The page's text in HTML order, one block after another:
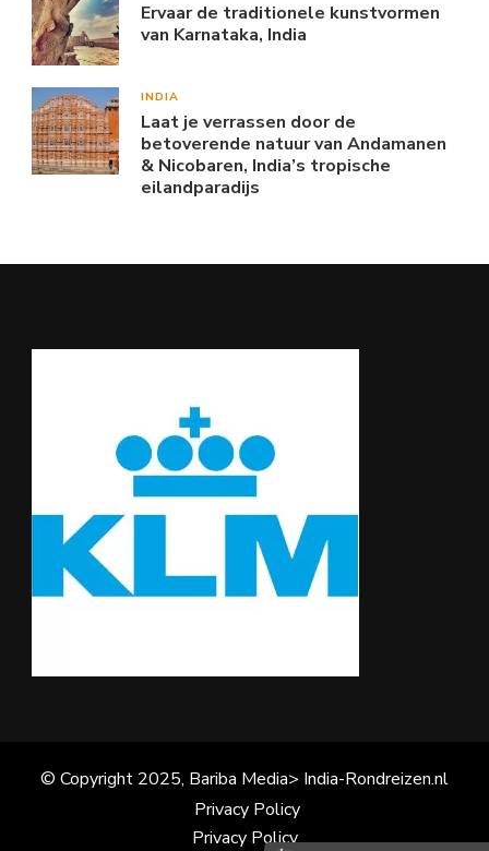
Ervaar de traditionele kunstvormen
van Karnataka, India
INDIA
Laat je verrassen door de
betoverende natuur van Andamanen
& Nicobaren, India’s tropische
eilandparadijs
© Copyright 2025, Bariba Media> India-Rondreizen.nl
Privacy Policy
Privacy Policy